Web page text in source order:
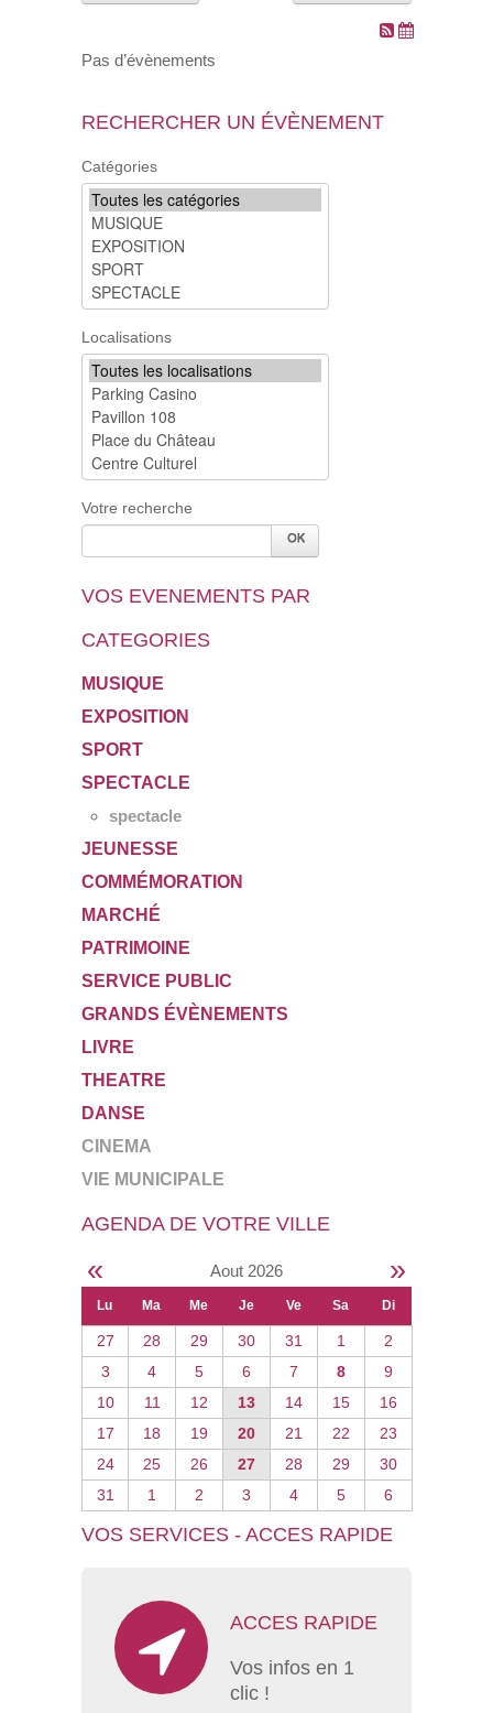
SOCIAL
SPORTS ET LOISIRS
CULTURE ET PATRIMOINE
DÉCISIONS & DÉLIBÉRATIONS
RENDEZ-VOUS EN LIGNE
Pas d’évènements
RECHERCHER UN ÉVÈNEMENT
Catégories
Localisations
Votre recherche
VOS EVENEMENTS PAR
CATEGORIES
MUSIQUE
EXPOSITION
SPORT
SPECTACLE
spectacle
JEUNESSE
COMMÉMORATION
MARCHÉ
PATRIMOINE
SERVICE PUBLIC
GRANDS ÉVÈNEMENTS
LIVRE
THEATRE
DANSE
CINEMA
VIE MUNICIPALE
AGENDA DE VOTRE VILLE
« Aout 2026 »
Lu Ma Me Je Ve Sa Di
27 28 29 30 31 1
2
3
4 5 6 7 8
9
10
11 12 13 14 15
16
17
18 19 20 21 22
23
24
25 26 27 28 29
30
31
1 2 3 4 5 6
VOS SERVICES - ACCES RAPIDE
ACCES RAPIDE
Vos infos en 1
clic !